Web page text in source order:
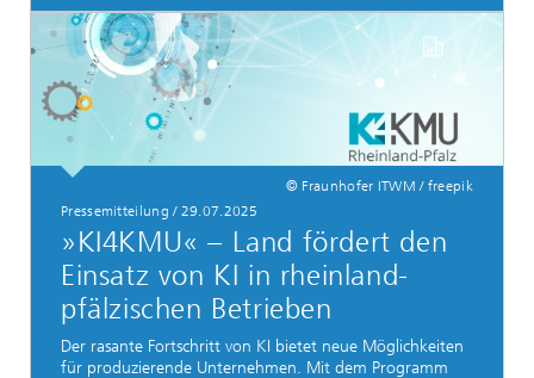
© Fraunhofer ITWM / freepik
Pressemitteilung / 29.07.2025
»KI4KMU« – Land fördert den
Einsatz von KI in rheinland-
pfälzischen Betrieben
Der rasante Fortschritt von KI bietet neue Möglichkeiten
für produzierende Unternehmen. Mit dem Programm